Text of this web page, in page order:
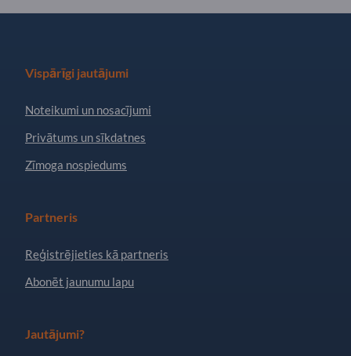
Vispārīgi jautājumi
Noteikumi un nosacījumi
Privātums un sīkdatnes
Zīmoga nospiedums
Partneris
Reģistrējieties kā partneris
Abonēt jaunumu lapu
Jautājumi?